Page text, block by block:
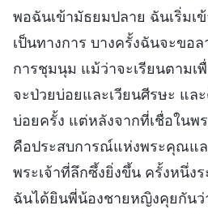
พอฉันเข้ามัธยมปลาย ฉันเริ่มเ
เป็นทางการ บางครั้งฉันจะขอล
การชุมนุม แม้ว่าจะเรียนตาม
จะป่วยบ่อยและเวียนศีรษะ แล
บ่อยครั้ง แต่หลังจากที่เชื่อในพ
คือประสบการณ์แห่งพระคุณแ
พระเจ้าที่ลึกซึ้งยิ่งขึ้น ครั้งหนึ่ง
ฉันได้ยินพี่น้องชายหญิงคุยกันว่